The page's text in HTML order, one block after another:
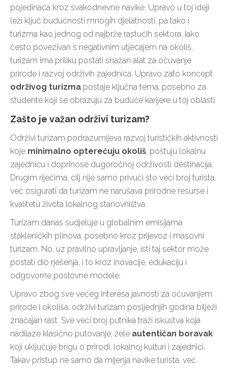
pojedinaca kroz svakodnevne navike. Upravo u toj ideji
leži ključ budućnosti mnogih djelatnosti, pa tako i
turizma kao jednog od najbrže rastućih sektora. Iako
često povezivan s negativnim utjecajem na okoliš,
turizam ima priliku postati snažan alat za očuvanje
prirode i razvoj održivih zajednica. Upravo zato koncept
održivog turizma postaje ključna tema, posebno za
studente koji se obrazuju za buduće karijere u toj oblasti.
Zašto je važan održivi turizam?
Održivi turizam podrazumijeva razvoj turističkih aktivnosti
koje minimalno opterećuju okoliš, poštuju lokalnu
zajednicu i doprinose dugoročnoj održivosti destinacija.
Drugim riječima, cilj nije samo privući što veći broj turista,
već osigurati da turizam ne narušava prirodne resurse i
kvalitetu života lokalnog stanovništva.
Turizam danas sudjeluje u globalnim emisijama
stakleničkih plinova, posebno kroz prijevoz i masovni
turizam. No, uz pravilno upravljanje, isti taj sektor može
postati dio rješenja, i to kroz inovacije, edukaciju i
odgovorne poslovne modele.
Upravo zbog sve većeg interesa javnosti za očuvanjem
prirode i okoliša, održivi turizam posljednjih godina bilježi
značajan rast. Sve veći broj putnika traži iskustva koja
nadilaze klasično putovanje, žele autentičan boravak
koji uključuje brigu o prirodi, lokalnoj kulturi i zajednici.
Takav pristup ne samo da mijenja navike turista, već